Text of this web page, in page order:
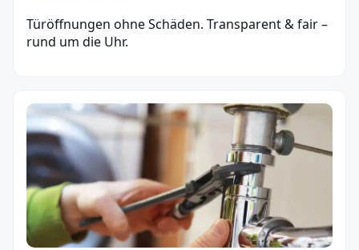
Türöffnungen ohne Schäden. Transparent & fair –
rund um die Uhr.